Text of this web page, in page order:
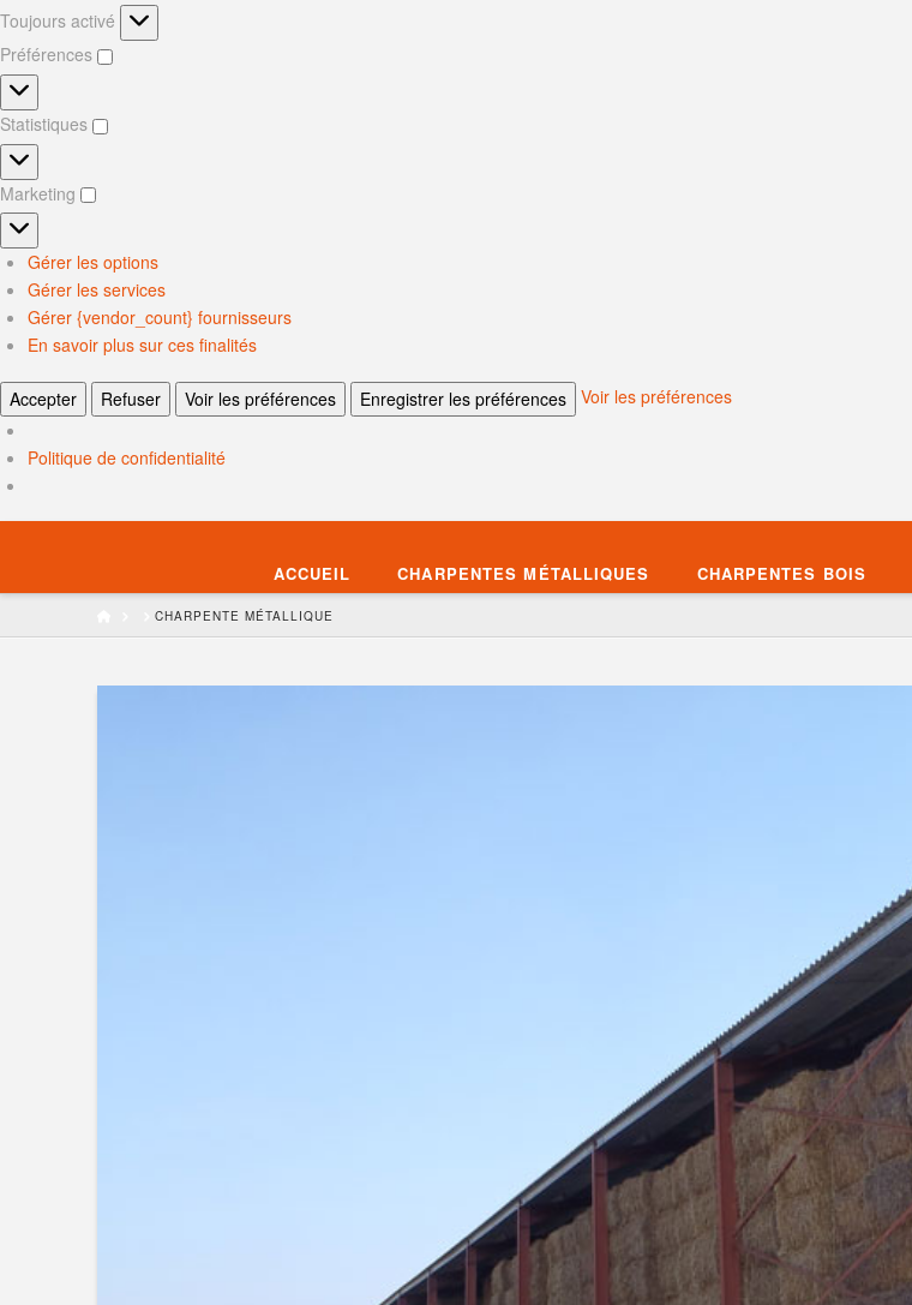
Fonctionnel
Toujours activé
Préférences
Préférences
Statistiques
Statistiques
Marketing
Marketing
Gérer les options
Gérer les services
Gérer {vendor_count} fournisseurs
En savoir plus sur ces finalités
Accepter Refuser Voir les préférences Enregistrer les préférences Voir les préférences
Politique de confidentialité
ACCUEIL CHARPENTES MÉTALLIQUES CHARPENTES BOIS
CHARPENTE MÉTALLIQUE